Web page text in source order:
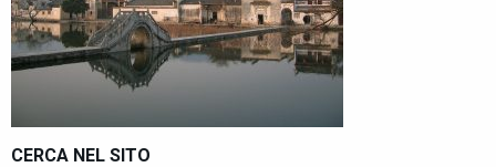
CERCA NEL SITO